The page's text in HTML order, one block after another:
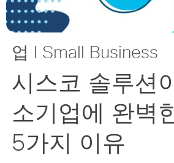
업 l Small Business
시스코 솔루션
소기업에 완벽
5가지 이유